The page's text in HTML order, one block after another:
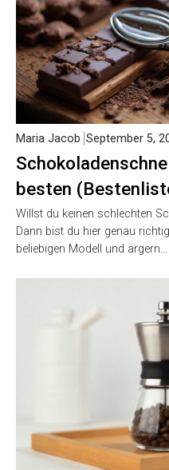
besten
Maria Jacob September 5,
Willst du keinen schlechten
Dann bist du hier genau
beliebigen Modell und ärgern…